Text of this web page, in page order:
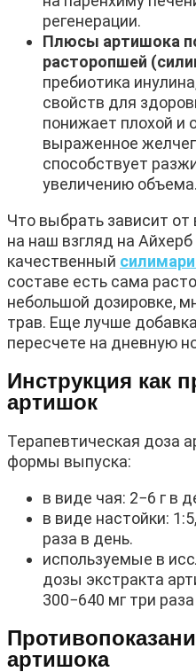
регенерации.
Плюсы артишока
расторопшей
пребиотика
свойств для
понижает плохой и
выраженное
способствует
увеличению объема.
Что выбрать зависит
на наш взгляд на
качественный
составе есть сама
небольшой дозировке,
трав. Еще лучше добавка
пересчете на дневную
Инструкция как
артишок
Терапевтическая доза
формы выпуска:
в виде чая: 2−6 г в
в виде настойки:
раза в день.
используемые в
дозы экстракта
300−640 мг три
артишока